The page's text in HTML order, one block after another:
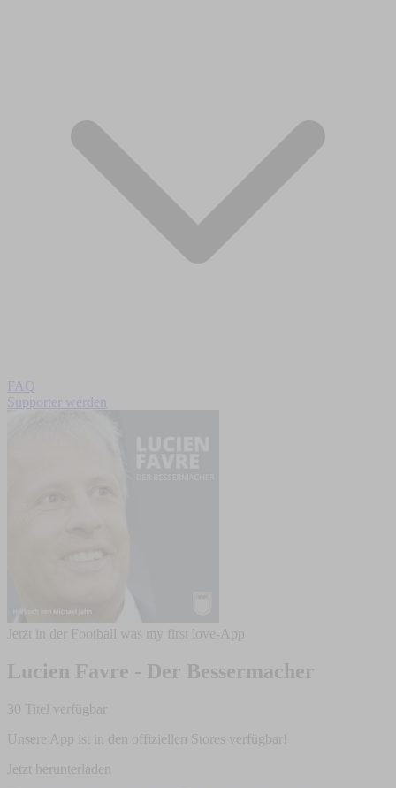
FAQ
Supporter werden
Jetzt in der Football was my first love-App
Lucien Favre - Der Bessermacher
30 Titel verfügbar
Unsere App ist in den offiziellen Stores verfügbar!
Jetzt herunterladen